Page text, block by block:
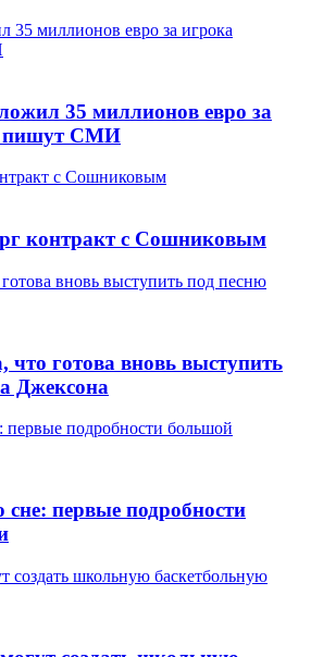
35 миллионов евро за игрока
35 миллионов евро за
пишут СМИ
с Сошниковым
контракт с Сошниковым
вновь выступить под песню
что готова вновь выступить
Джексона
первые подробности большой
первые подробности
создать школьную баскетбольную